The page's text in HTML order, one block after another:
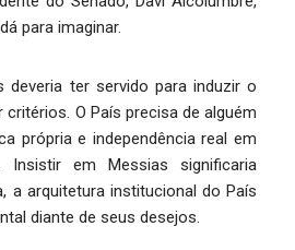
para imaginar.
deveria ter servido para induzir o
critérios. O País precisa de alguém
própria e independência real em
Insistir em Messias significaria
a arquitetura institucional do País
diante de seus desejos.